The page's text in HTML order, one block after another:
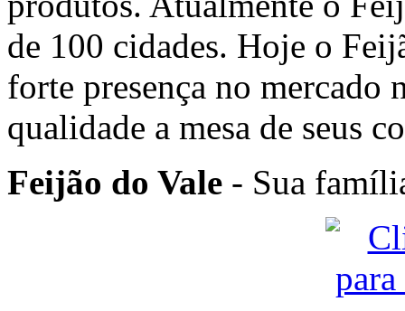
de 100 cidades. Hoje o
forte presença no mercado
qualidade a mesa de seus
Feijão do Vale - Sua